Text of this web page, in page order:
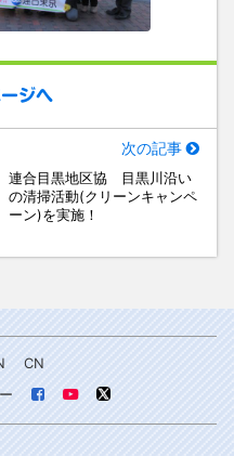
ジへ
次の記事
連合目黒地区協 目黒川沿い
の清掃活動(クリーンキャンペ
ーン)を実施！
CN